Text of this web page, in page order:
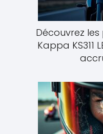
Découvrez
Kappa KS311